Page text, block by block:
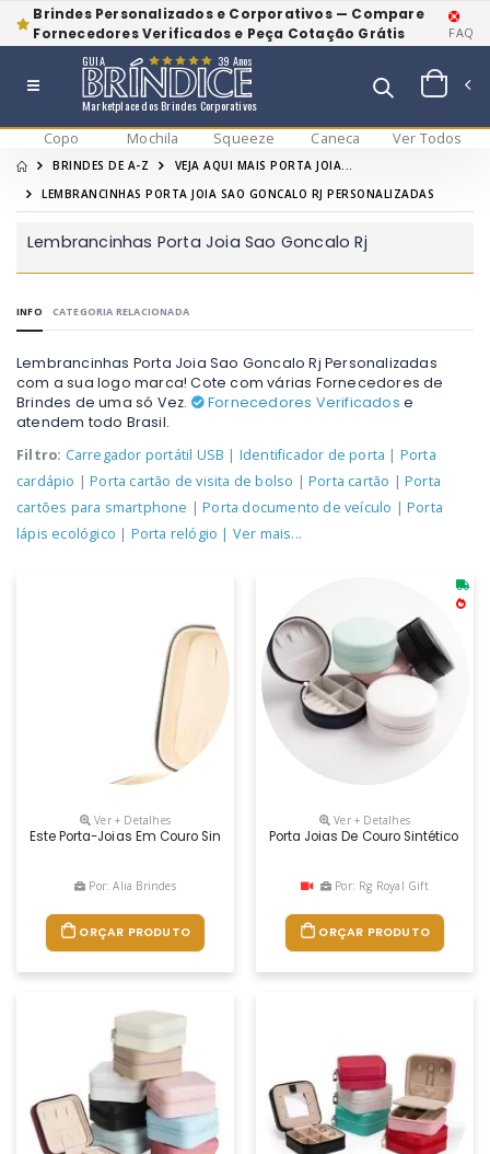
Brindes Personalizados e Corporativos — Compare
Fornecedores Verificados e Peça Cotação Grátis
FAQ
Marketplace dos Brindes Corporativos
GUIA 39 Anos
Copo Mochila Squeeze Caneca Ver Todos
BRINDES DE A-Z
VEJA AQUI MAIS PORTA JOIA...
LEMBRANCINHAS PORTA JOIA SAO GONCALO RJ PERSONALIZADAS
Lembrancinhas Porta Joia Sao Goncalo Rj
INFO CATEGORIA RELACIONADA
Lembrancinhas Porta Joia Sao Goncalo Rj Personalizadas
com a sua logo marca! Cote com várias Fornecedores de
Brindes de uma só Vez.
Fornecedores Verificados e
atendem todo Brasil.
Filtro: Carregador portátil USB | Identificador de porta | Porta
cardápio |Porta cartão de visita de bolso |Porta cartão |Porta
cartões para smartphone |Porta documento de veículo |Porta
lápis ecológico | Porta relógio | Ver mais...
Ver + Detalhes
Este Porta-Joias Em Couro Sintético É Uma Opção Compacta Para
Por: Alia Brindes
ORÇAR PRODUTO
Ver + Detalhes
Porta Joias De Couro Sintético
Por: Rg Royal Gift
ORÇAR PRODUTO